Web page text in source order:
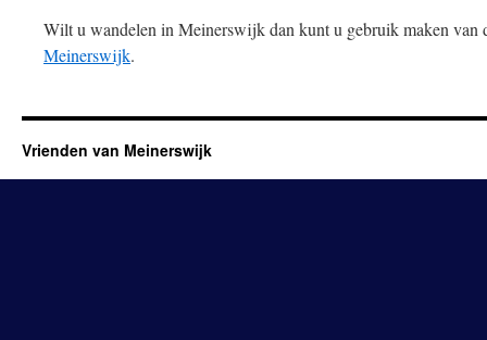
Wilt u wandelen in Meinerswijk dan kunt u gebruik maken van
Meinerswijk.
Vrienden van Meinerswijk